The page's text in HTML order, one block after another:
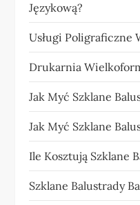
Językową?
Usługi Poligraficzne
Drukarnia
Jak Myć Szklane
Jak Myć Szklane
Ile Kosztują Szklane
Szklane Balustrady